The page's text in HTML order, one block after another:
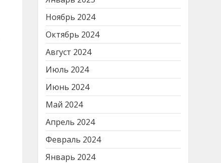
Ноябрь 2024
Октябрь 2024
Август 2024
Июль 2024
Июнь 2024
Май 2024
Апрель 2024
Февраль 2024
Январь 2024